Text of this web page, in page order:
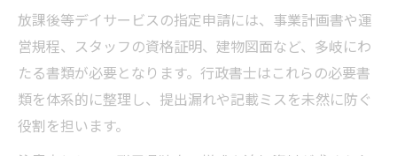
放課後等デイサービスの指定申請には、事業計画書や運
営規程、スタッフの資格証明、建物図面など、多岐にわ
たる書類が必要となります。行政書士はこれらの必要書
類を体系的に整理し、提出漏れや記載ミスを未然に防ぐ
役割を担います。